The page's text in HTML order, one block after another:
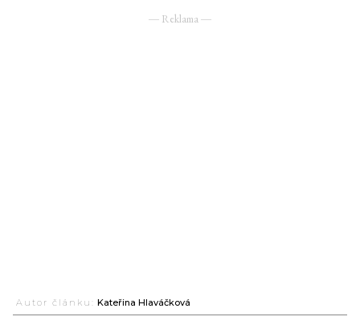
― Reklama ―
Autor článku: Kateřina Hlaváčková